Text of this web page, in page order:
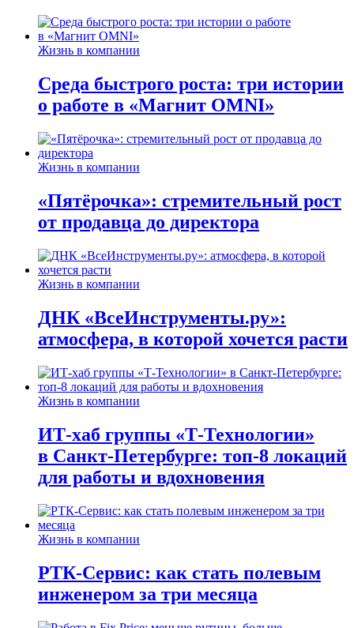
Жизнь в компании
Среда быстрого роста: три истории
о работе в «Магнит OMNI»
Жизнь в компании
«Пятёрочка»: стремительный рост
от продавца до директора
Жизнь в компании
ДНК «ВсеИнструменты.ру»:
атмосфера, в которой хочется расти
Жизнь в компании
ИТ-хаб группы «Т-Технологии»
в Санкт-Петербурге: топ-8 локаций
для работы и вдохновения
Жизнь в компании
РТК-Сервис: как стать полевым
инженером за три месяца